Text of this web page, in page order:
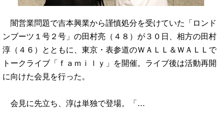
闇営業問題で吉本興業から謹慎処分を受けていた「ロンド
ンブーツ１号２号」の田村亮（４８）が３０日、相方の田村
淳（４６）とともに、東京・表参道のＷＡＬＬ＆ＷＡＬＬで
トークライブ「ｆａｍｉｌｙ」を開催。ライブ後は活動再開
に向けた会見を行った。
会見に先立ち、淳は単独で登場。「…